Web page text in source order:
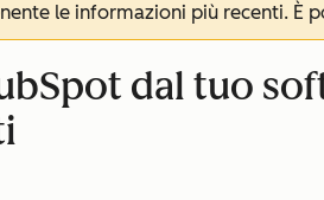
le informazioni più recenti. È
dal tuo